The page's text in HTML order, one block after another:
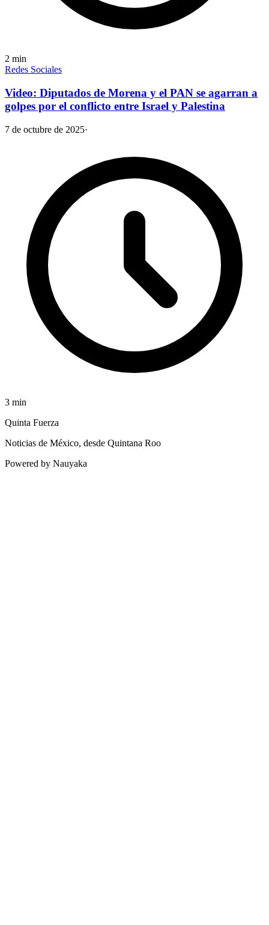
2 min
Redes Sociales
Video: Diputados de Morena y el PAN se agarran a
golpes por el conflicto entre Israel y Palestina
7 de octubre de 2025·
3 min
Quinta Fuerza
Noticias de México, desde Quintana Roo
Powered by Nauyaka